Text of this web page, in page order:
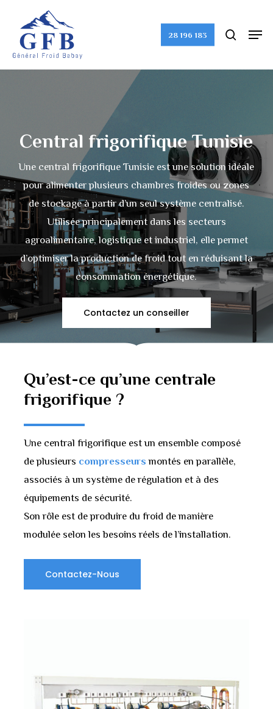
main
28 196 183
Central frigorifique Tunisie
Une central frigorifique Tunisie est une solution idéale
pour alimenter plusieurs chambres froides ou zones
de stockage à partir d’un seul système centralisé.
Utilisée principalement dans les secteurs
agroalimentaire, logistique et industriel, elle permet
d’optimiser la production de froid tout en réduisant la
consommation énergétique.
Contactez un conseiller
Qu’est-ce qu’une centrale
frigorifique ?
Une central frigorifique est un ensemble composé
de plusieurs compresseurs montés en parallèle,
associés à un système de régulation et à des
équipements de sécurité.
Son rôle est de produire du froid de manière
modulée selon les besoins réels de l’installation.
Contactez-Nous
Close